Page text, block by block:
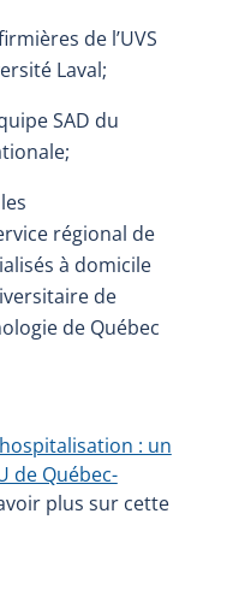
de l’UVS
Laval;
SAD du
régional de
à domicile
de
de Québec
: un
de Québec-
plus sur cette